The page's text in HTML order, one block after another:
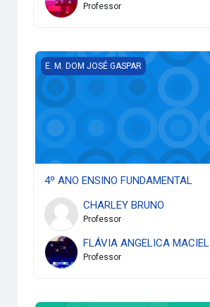
Professor
4º ANO ENSINO FUNDAMENTAL
E. M. DOM JOSÉ GASPAR
4º ANO ENSINO FUNDAMENTAL
CHARLEY BRUNO
Professor
FLÁVIA ANGELICA MACIEL
Professor